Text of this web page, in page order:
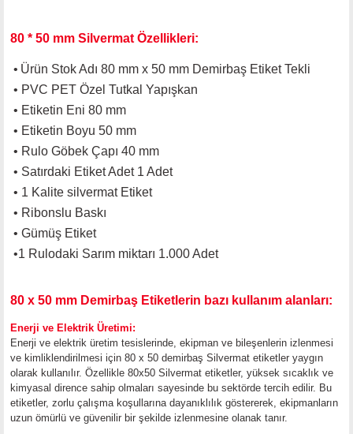
80 * 50 mm Silvermat Özellikleri:
• Ürün Stok Adı 80 mm x 50 mm Demirbaş Etiket Tekli
• PVC PET Özel Tutkal Yapışkan
• Etiketin Eni 80 mm
• Etiketin Boyu 50 mm
• Rulo Göbek Çapı 40 mm
• Satırdaki Etiket Adet 1 Adet
• 1 Kalite silvermat Etiket
• Ribonslu Baskı
• Gümüş Etiket
•1 Rulodaki Sarım miktarı 1.000 Adet
80 x 50 mm Demirbaş Etiketlerin bazı kullanım alanları:
Enerji ve Elektrik Üretimi:
Enerji ve elektrik üretim tesislerinde, ekipman ve bileşenlerin izlenmesi
ve kimliklendirilmesi için 80 x 50 demirbaş Silvermat etiketler yaygın
olarak kullanılır. Özellikle 80x50 Silvermat etiketler, yüksek sıcaklık ve
kimyasal dirence sahip olmaları sayesinde bu sektörde tercih edilir. Bu
etiketler, zorlu çalışma koşullarına dayanıklılık göstererek, ekipmanların
uzun ömürlü ve güvenilir bir şekilde izlenmesine olanak tanır.